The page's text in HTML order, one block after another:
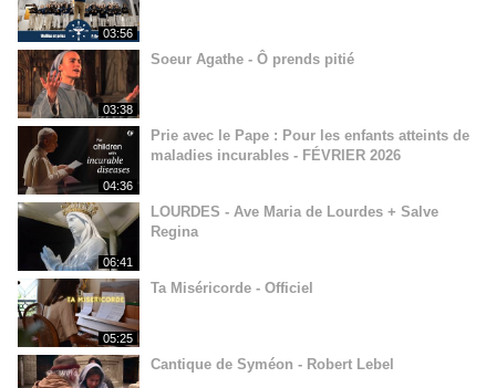
03:56
03:38
Soeur Agathe - Ô prends pitié
04:36
Prie avec le Pape : Pour les enfants atteints de
maladies incurables - FÉVRIER 2026
06:41
LOURDES - Ave Maria de Lourdes + Salve
Regina
05:25
Ta Miséricorde - Officiel
Cantique de Syméon - Robert Lebel